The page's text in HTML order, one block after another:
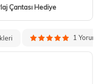
Çantası Hediye
1 Yorum